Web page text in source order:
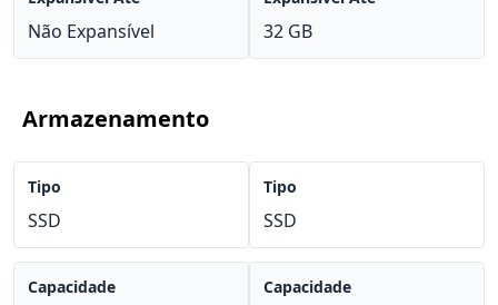
Não Expansível 32 GB
Armazenamento
Tipo
SSD
Capacidade
Tipo
SSD
Capacidade